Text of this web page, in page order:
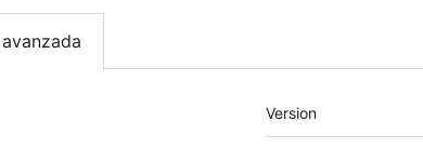
Meta
Version